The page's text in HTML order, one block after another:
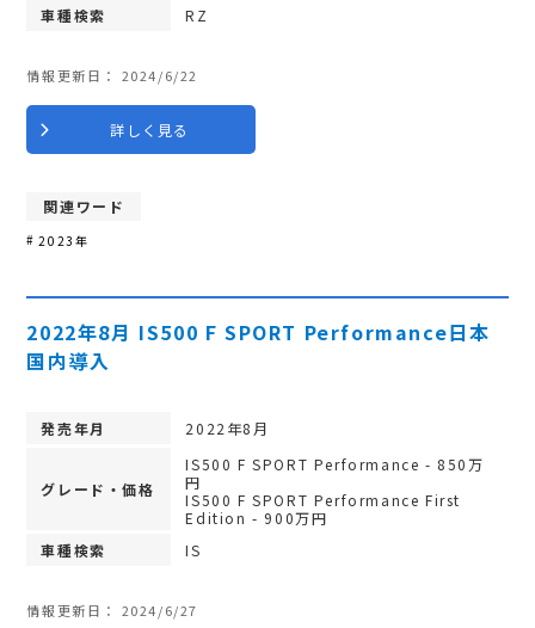
車種検索
RZ
情報更新日： 2024/6/22
詳しく見る
関連ワード
2023年
2022年8月 IS500 F SPORT Performance日本
国内導入
発売年月 2022年8月
グレード・価格
IS500 F SPORT Performance - 850万
円
IS500 F SPORT Performance First
Edition - 900万円
車種検索
IS
情報更新日： 2024/6/27